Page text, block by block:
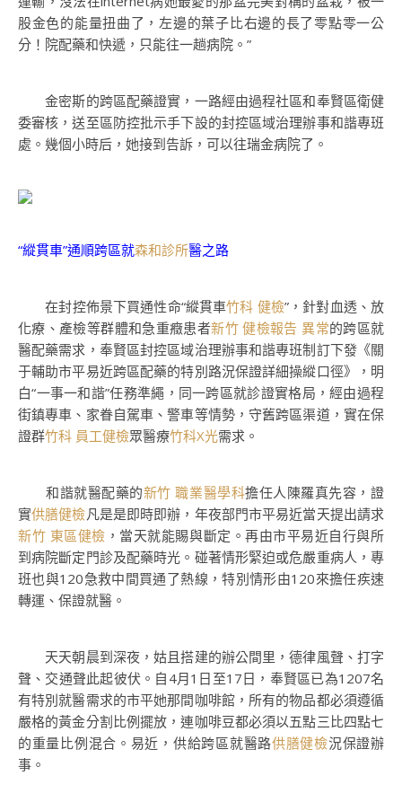
股金色的能量扭曲了，左邊的葉子比右邊的長了零點零一公
分！院配藥和快遞，只能往一趟病院。”
金密斯的跨區配藥證實，一路經由過程社區和奉賢區衛健
委審核，送至區防控批示手下設的封控區域治理辦事和諧專班
處。幾個小時后，她接到告訴，可以往瑞金病院了。
“縱貫車”通順跨區就森和診所醫之路
在封控佈景下買通性命“縱貫車竹科 健檢”，針對血透、放
化療、產檢等群體和急重癥患者新竹 健檢報告 異常的跨區就
醫配藥需求，奉賢區封控區域治理辦事和諧專班制訂下發《關
于輔助市平易近跨區配藥的特別路況保證詳細操縱口徑》，明
白“一事一和諧”任務準繩，同一跨區就診證實格局，經由過程
街鎮專車、家眷自駕車、警車等情勢，守舊跨區渠道，實在保
證群竹科 員工健檢眾醫療竹科X光需求。
和諧就醫配藥的新竹 職業醫學科擔任人陳羅真先容，證
實供膳健檢凡是是即時即辦，年夜部門市平易近當天提出請求
新竹 東區健檢 ，當天就能賜與斷定。再由市平易近自行與所
到病院斷定門診及配藥時光。碰著情形緊迫或危嚴重病人，專
班也與120急救中間買通了熱線，特別情形由120來擔任疾速
轉運、保證就醫。
天天朝晨到深夜，姑且搭建的辦公間里，德律風聲、打字
聲、交通聲此起彼伏。自4月1日至17日，奉賢區已為1207名
有特別就醫需求的市平她那間咖啡館，所有的物品都必須遵循
嚴格的黃金分割比例擺放，連咖啡豆都必須以五點三比四點七
的重量比例混合。易近，供給跨區就醫路供膳健檢況保證辦
事。